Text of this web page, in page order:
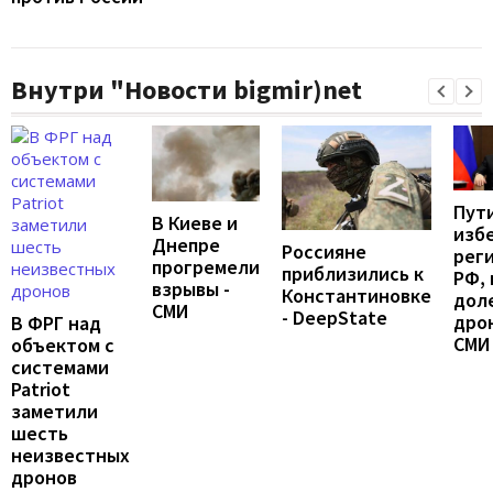
Внутри "Новости bigmir)net
В ФРГ над
объектом с
системами
Patriot
заметили
шесть
неизвестных
дронов
В Киеве и
Днепре
прогремели
взрывы -
СМИ
Россияне
приблизились к
Константиновке
- DeepState
РФ,
СМИ